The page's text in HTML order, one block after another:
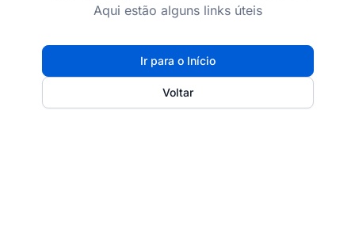
Aqui estão alguns links úteis
Ir para o Início
Voltar